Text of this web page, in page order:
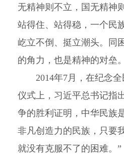
无精神则不立，国无精神
站得住、站得稳，一个民
屹立不倒、挺立潮头。同
的角力，也是精神的对垒
2014年7月，在纪念全
仪式上，习近平总书记指
争的胜利证明，中华民族
非凡创造力的民族，只要
就没有克服不了的困难。”